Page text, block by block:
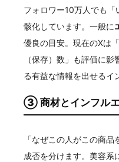
フォロワー10万人でも
骸化しています。一般に
優良の目安。現在のXは
（保存）数」も評価に
る有益な情報を出せるイ
③ 商材とインフル
「なぜこの人がこの商
成否を分けます。美容系